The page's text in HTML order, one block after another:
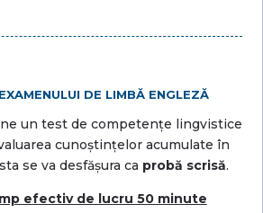
DE LIMBĂ ENGLEZĂ
un test de competențe lingvistice
cunoștințelor acumulate în
se va desfășura ca probă scrisă.
efectiv de lucru 50 minute